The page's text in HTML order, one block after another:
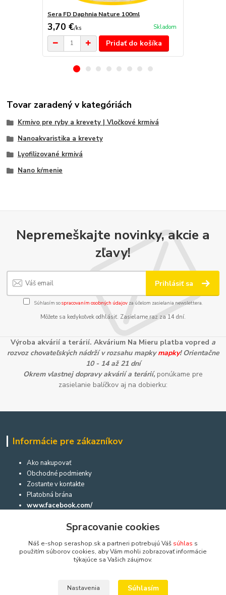
Sera FD Daphnia Nature 100ml
3,70 €/ks Skladom
Pridať do košíka
Tovar zaradený v kategóriách
Krmivo pre ryby a krevety | Vločkové krmivá
Nanoakvaristika a krevety
Lyofilizované krmivá
Nano kŕmenie
Nepremeškajte novinky, akcie a
zľavy!
Prihlásiť sa
Súhlasím sospracovaním osobných údajov za účelom zasielania newslettera.
Môžete sa kedykoľvek odhlásiť. Zasielame raz za 14 dní.
Výroba akvárií a terárií. Akvárium Na Mieru platba vopred a
rozvoz chovateľských nádrží v rozsahu mapkymapky! Orientačne
10 - 14 až 21 dní
Okrem vlastnej dopravy akvárií a terárií, ponúkame pre
zasielanie balíčkov aj na dobierku:
Informácie pre zákazníkov
Ako nakupovať
Obchodné podmienky
Zostante v kontakte
Platobná brána
www.facebook.com/
Aktuálne diane môžete sledovať aj prostredníctvom nášho
Spracovanie cookies
Náš e-shop serashop.sk a partneri potrebujú Váš súhlas s
použitím súborov cookies, aby Vám mohli zobrazovať informácie
týkajúce sa Vašich záujmov.
Nastavenia Súhlasím